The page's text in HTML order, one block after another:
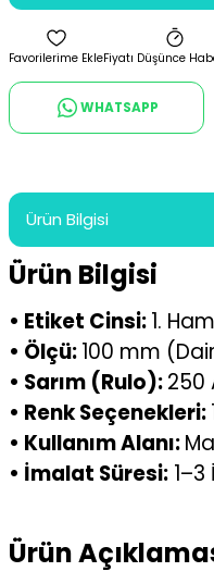
Fiyatı Düşünce
WHATSAPP
Ürün Bilgisi
Ürün Bilgisi
• Etiket Cinsi:1.
• Ölçü:100 mm
• Sarım (Rulo):250
• Renk Seçenekleri:
• Kullanım Alanı:
• İmalat Süresi: 1–3
Ürün